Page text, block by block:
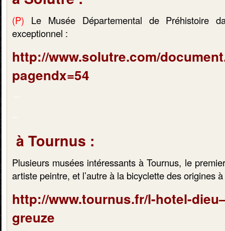
(P) Le Musée Départemental de Préhistoire
exceptionnel :
http://www.solutre.com/
pagendx=54
à Tournus :
Plusieurs musées intéressants à Tournus, le
artiste peintre, et l’autre à la bicyclette des origines
http://www.tournus.fr/l-hotel-
greuze